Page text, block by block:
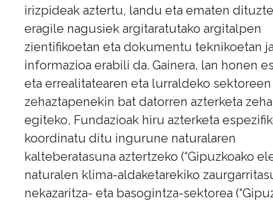
irizpideak aztertu, landu eta ematen
eragile nagusiek argitaratutako argitalpen
zientifikoetan eta dokumentu teknikoetan
informazioa erabili da. Gainera, lan honen
eta errealitatearen eta lurraldeko sektoreen
zehaztapenekin bat datorren azterketa
egiteko, Fundazioak hiru azterketa
koordinatu ditu ingurune naturalaren
kalteberatasuna aztertzeko (“Gipuzkoako
naturalen klima-aldaketarekiko
nekazaritza- eta basogintza-sektorea